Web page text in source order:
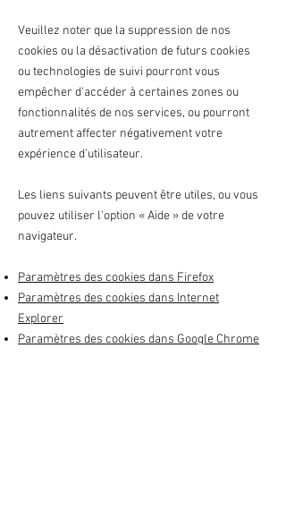
Veuillez noter que la suppression de nos
cookies ou la désactivation de futurs cookies
ou technologies de suivi pourront vous
empêcher d'accéder à certaines zones ou
fonctionnalités de nos services, ou pourront
autrement affecter négativement votre
expérience d'utilisateur.
Les liens suivants peuvent être utiles, ou vous
pouvez utiliser l'option «Aide »de votre
navigateur.
Paramètres des cookies dans Firefox
Paramètres des cookies dans Internet
Explorer
Paramètres des cookies dans Google Chrome